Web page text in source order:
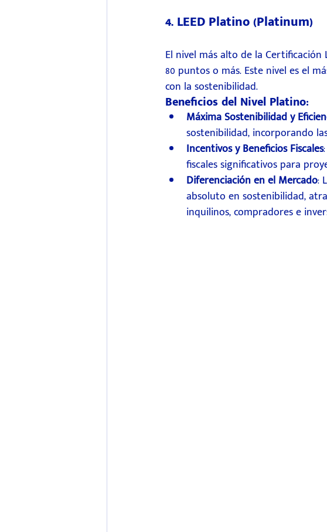
4. LEED Platino (Platinum)
El nivel más alto de la Certificación
80 puntos o más. Este nivel es el
con la sostenibilidad.
Beneficios del Nivel Platino:
Máxima Sostenibilidad y
sostenibilidad, incorporando
Incentivos y Beneficios Fiscales
fiscales significativos para
Diferenciación en el Mercado:
absoluto en sostenibilidad,
inquilinos, compradores e